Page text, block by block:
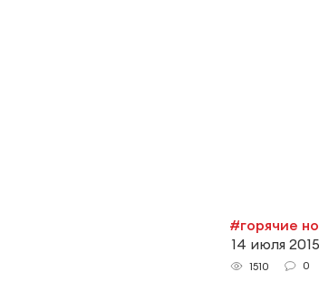
#горячие
14 июля
1510 0